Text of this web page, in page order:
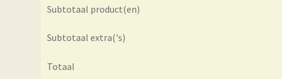
Subtotaal product(en)
Subtotaal extra('s)
Totaal